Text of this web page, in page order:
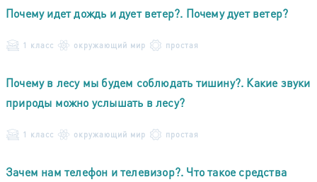
Почему идет дождь и дует ветер?. Почему дует ветер?
1 класс окружающий мир простая
Почему в лесу мы будем соблюдать тишину?. Какие звуки
природы можно услышать в лесу?
1 класс окружающий мир простая
Зачем нам телефон и телевизор?. Что такое средства